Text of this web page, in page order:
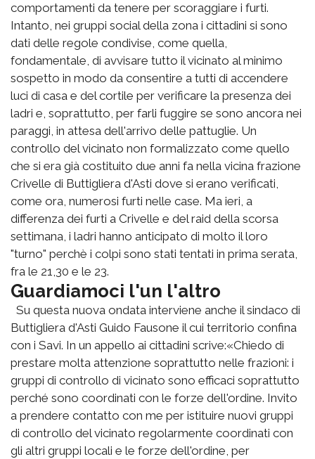
comportamenti da tenere per scoraggiare i furti.
Intanto, nei gruppi social della zona i cittadini si sono
dati delle regole condivise, come quella,
fondamentale, di avvisare tutto il vicinato al minimo
sospetto in modo da consentire a tutti di accendere
luci di casa e del cortile per verificare la presenza dei
ladri e, soprattutto, per farli fuggire se sono ancora nei
paraggi, in attesa dell'arrivo delle pattuglie. Un
controllo del vicinato non formalizzato come quello
che si era già costituito due anni fa nella vicina frazione
Crivelle di Buttigliera d'Asti dove si erano verificati,
come ora, numerosi furti nelle case. Ma ieri, a
differenza dei furti a Crivelle e del raid della scorsa
settimana, i ladri hanno anticipato di molto il loro
"turno" perchè i colpi sono stati tentati in prima serata,
fra le 21,30 e le 23.
Guardiamoci l'un l'altro
Su questa nuova ondata interviene anche il sindaco di
Buttigliera d'Asti Guido Fausone il cui territorio confina
con i Savi. In un appello ai cittadini scrive:«Chiedo di
prestare molta attenzione soprattutto nelle frazioni: i
gruppi di controllo di vicinato sono efficaci soprattutto
perché sono coordinati con le forze dell'ordine. Invito
a prendere contatto con me per istituire nuovi gruppi
di controllo del vicinato regolarmente coordinati con
gli altri gruppi locali e le forze dell'ordine, per